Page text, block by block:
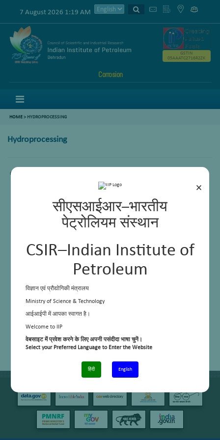
×
सीएसआईआर–भारतीय
पेट्रोलियम संस्थान
CSIR–Indian Institute of
Petroleum
विज्ञान एवं प्रौद्योगिकी मंत्रालय
Ministry of Science & Technology
आईआईपी में आपका स्वागत है।
Welcome to IIP
वेबसाइट में प्रवेश करने के लिए अपनी पसंदीदा भाषा चुनें।
Select your Preferred Language to Enter the Website
हिंदी English
7 August 2026 1:19 AM
Corrosion
GSTIN
05AAATC2716R2ZK
HOME> HYDROPROCESSING
Hydroprocessing
Comming Soon.